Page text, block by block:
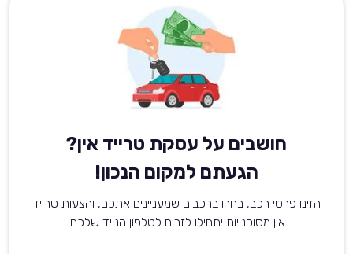
חושבים על עסקת טרייד אין?
הגעתם למקום הנכון!
הזינו פרטי רכב, בחרו ברכבים שמעניינים אתכם, והצעות טרייד
אין מסוכנויות יתחילו לזרום לטלפון הנייד שלכם!